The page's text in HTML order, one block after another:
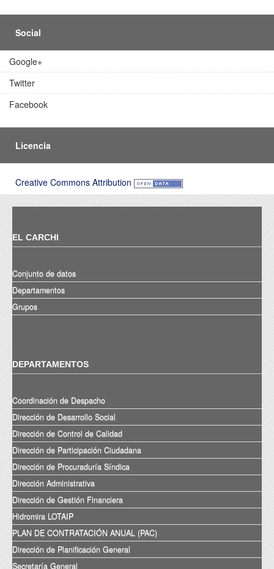
Social
Google+
Twitter
Facebook
Licencia
Creative Commons Attribution
EL CARCHI
Conjunto de datos
Departamentos
Grupos
DEPARTAMENTOS
Coordinación de Despacho
Dirección de Desarrollo Social
Dirección de Control de Calidad
Dirección de Participación Ciudadana
Dirección de Procuraduría Síndica
Dirección Administrativa
Dirección de Gestión Financiera
Hidromira LOTAIP
PLAN DE CONTRATACIÓN ANUAL (PAC)
Dirección de Planificación General
Secretaría General